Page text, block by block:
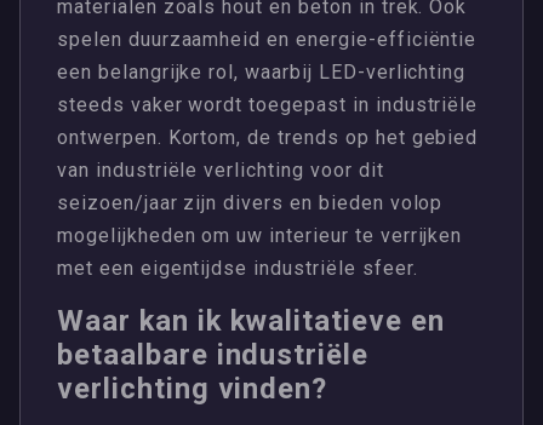
materialen zoals hout en beton in trek. Ook
spelen duurzaamheid en energie-efficiëntie
een belangrijke rol, waarbij LED-verlichting
steeds vaker wordt toegepast in industriële
ontwerpen. Kortom, de trends op het gebied
van industriële verlichting voor dit
seizoen/jaar zijn divers en bieden volop
mogelijkheden om uw interieur te verrijken
met een eigentijdse industriële sfeer.
Waar kan ik kwalitatieve en
betaalbare industriële
verlichting vinden?